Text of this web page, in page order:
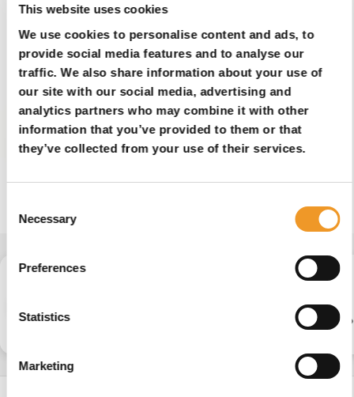
This website uses cookies
We use cookies to personalise content and ads, to
provide social media features and to analyse our
traffic. We also share information about your use of
our site with our social media, advertising and
analytics partners who may combine it with other
information that you’ve provided to them or that
they’ve collected from your use of their services.
Selection
Necessary
Preferences
Statistics
Marketing
Rolstoel